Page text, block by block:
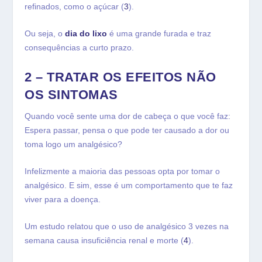
refinados, como o açúcar (3).
Ou seja, odia do lixo é uma grande furada e traz
consequências a curto prazo.
2 – TRATAR OS EFEITOS NÃO
OS SINTOMAS
Quando você sente uma dor de cabeça o que você faz:
Espera passar, pensa o que pode ter causado a dor ou
toma logo um analgésico?
Infelizmente a maioria das pessoas opta por tomar o
analgésico. E sim, esse é um comportamento que te faz
viver para a doença.
Um estudo relatou que o uso de analgésico 3 vezes na
semana causa insuficiência renal e morte (4).